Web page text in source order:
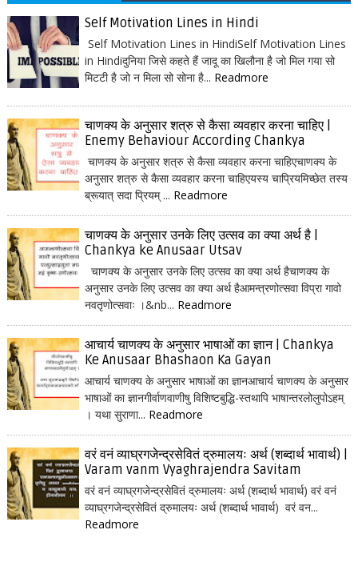
Self Motivation Lines in Hindi
Self Motivation Lines in HindiSelf Motivation Lines
in Hindiदुनिया जिसे कहते हैं जादू का खिलौना है जो मिल गया सो
मिटटी है जो न मिला सो सोना है... Readmore
चाणक्य के अनुसार शत्रु से कैसा व्यवहार करना चाहिए |
Enemy Behaviour According Chankya
चाणक्य के अनुसार शत्रु से कैसा व्यवहार करना चाहिएचाणक्य के
अनुसार शत्रु से कैसा व्यवहार करना चाहिएयस्य चाप्रियमिच्छेत तस्य
ब्रूयात् सदा प्रियम् ... Readmore
चाणक्य के अनुसार उनके लिए उत्सव का क्या अर्थ है |
Chankya ke Anusaar Utsav
चाणक्य के अनुसार उनके लिए उत्सव का क्या अर्थ हैचाणक्य के
अनुसार उनके लिए उत्सव का क्या अर्थ हैआमन्त्रणोत्सवा विप्रा गावो
नवतृणोत्सवाः ।&nb... Readmore
आचार्य चाणक्य के अनुसार भाषाओं का ज्ञान | Chankya
Ke Anusaar Bhashaon Ka Gayan
आचार्य चाणक्य के अनुसार भाषाओं का ज्ञानआचार्य चाणक्य के अनुसार
भाषाओं का ज्ञानगीर्वाणवाणीषु विशिष्टबुद्धि-स्तथापि भाषान्तरलोलुपोऽहम्
। यथा सुराणा... Readmore
वरं वनं व्याघ्रगजेन्द्रसेवितं द्रुमालयः अर्थ (शब्दार्थ भावार्थ) |
Varam vanm Vyaghrajendra Savitam
वरं वनं व्याघ्रगजेन्द्रसेवितं द्रुमालयः अर्थ (शब्दार्थ भावार्थ) वरं वनं
व्याघ्रगजेन्द्रसेवितं द्रुमालयः अर्थ (शब्दार्थ भावार्थ) वरं वन...
Readmore